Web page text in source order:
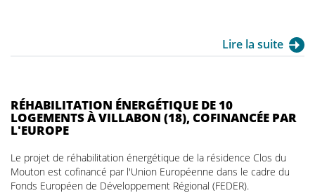
Lire la suite
RÉHABILITATION ÉNERGÉTIQUE DE 10
LOGEMENTS À VILLABON (18), COFINANCÉE PAR
L'EUROPE
Le projet de réhabilitation énergétique de la résidence Clos du
Mouton est cofinancé par l'Union Européenne dans le cadre du
Fonds Européen de Développement Régional (FEDER).